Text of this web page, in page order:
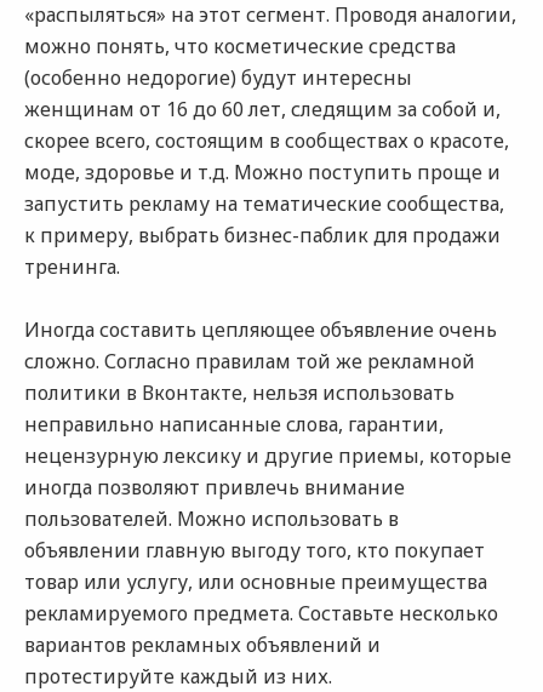
«распыляться» на этот сегмент. Проводя аналогии,
можно понять, что косметические средства
(особенно недорогие) будут интересны
женщинам от 16 до 60 лет, следящим за собой и,
скорее всего, состоящим в сообществах о красоте,
моде, здоровье и т.д. Можно поступить проще и
запустить рекламу на тематические сообщества,
к примеру, выбрать бизнес-паблик для продажи
тренинга.
Иногда составить цепляющее объявление очень
сложно. Согласно правилам той же рекламной
политики в Вконтакте, нельзя использовать
неправильно написанные слова, гарантии,
нецензурную лексику и другие приемы, которые
иногда позволяют привлечь внимание
пользователей. Можно использовать в
объявлении главную выгоду того, кто покупает
товар или услугу, или основные преимущества
рекламируемого предмета. Составьте несколько
вариантов рекламных объявлений и
протестируйте каждый из них.